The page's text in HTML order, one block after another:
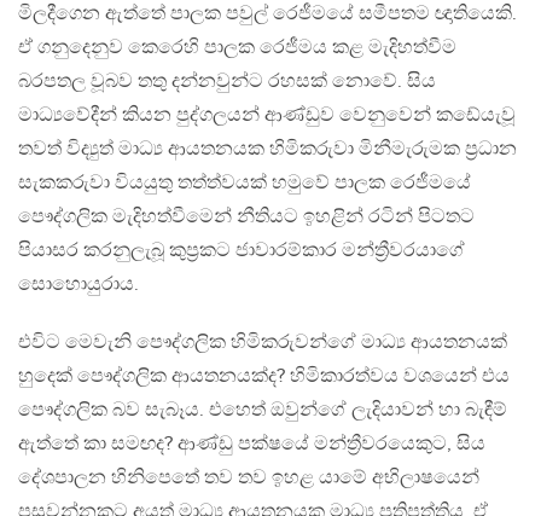
මිලදීගෙන ඇත්තේ පාලක පවුල් රෙජීමයේ සමීපතම ඥාතියෙකි.
ඒ ගනුදෙනුව කෙරෙහි පාලක රෙජීමය කළ මැදිහත්වීම
බරපතල වූබව තතු දන්නවුන්ට රහසක් නොවේ. සිය
මාධ්‍යවේදීන් කියන පුද්ගලයන් ආණ්ඩුව වෙනුවෙන් කඩේයැවූ
තවත් විද්‍යුත් මාධ්‍ය ආයතනයක හිමිකරුවා මිනීමැරුමක ප්‍රධාන
සැකකරුවා වියයුතු තත්ත්වයක් හමුවේ පාලක රෙජීමයේ
පෞද්ගලික මැදිහත්වීමෙන් නීතියට ඉහළින් රටින් පිටතට
පියාසර කරනුලැබූ කුප්‍රකට ජාවාරම්කාර මන්ත්‍රීවරයාගේ
සොහොයුරාය.
එවිට මෙවැනි පෞද්ගලික හිමිකරුවන්ගේ මාධ්‍ය ආයතනයක්
හුදෙක් පෞද්ගලික ආයතනයක්ද? හිමිකාරත්වය වශයෙන් එය
පෞද්ගලික බව සැබෑය. එහෙත් ඔවුන්ගේ ලැදියාවන් හා බැඳීම්
ඇත්තේ කා සමඟද? ආණ්ඩු පක්ෂයේ මන්ත්‍රීවරයෙකුට, සිය
දේශපාලන හිනිපෙතේ තව තව ඉහළ යාමේ අභිලාෂයෙන්